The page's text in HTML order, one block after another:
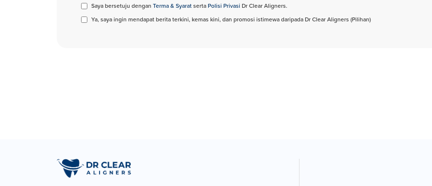
Saya bersetuju dengan Terma & SyaratsertaPolisi Privasi Dr Clear Aligners.
Ya, saya ingin mendapat berita terkini, kemas kini, dan promosi istimewa daripada Dr Clear Aligners (Pilihan)